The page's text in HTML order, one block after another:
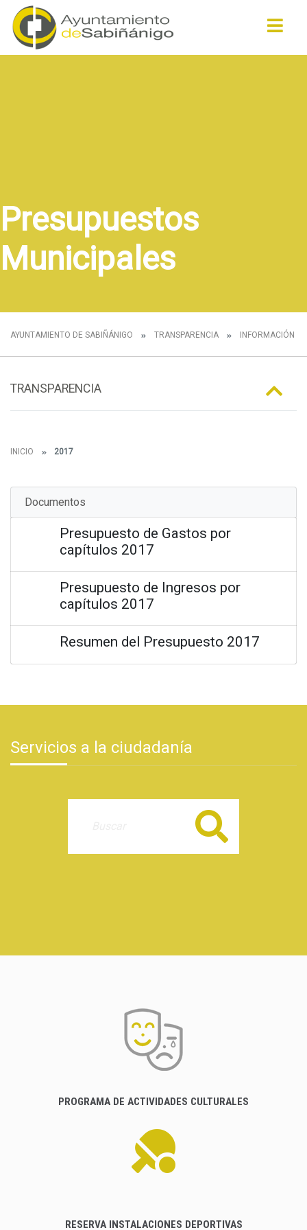
Presupuestos
Municipales
AYUNTAMIENTO DE SABIÑÁNIGO TRANSPARENCIA INFORMACIÓN
TRANSPARENCIA
INICIO 2017
Documentos
Presupuesto de Gastos por
capítulos 2017
Presupuesto de Ingresos por
capítulos 2017
Resumen del Presupuesto 2017
Servicios a la ciudadanía
Buscar
PROGRAMA DE ACTIVIDADES CULTURALES
RESERVA INSTALACIONES DEPORTIVAS